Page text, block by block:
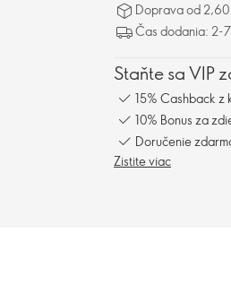
Doprava od
Čas dodania: 2-
Staňte sa VIP
15% Cashback z
10% Bonus za
Doručenie
Zistite viac